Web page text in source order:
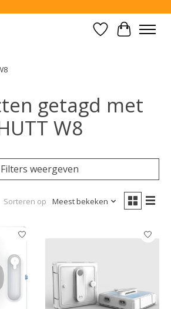
Verlanglijst
getagd met
W8
Filters weergeven
Sorteren op Meest bekeken